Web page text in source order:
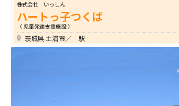
株式会社 いっしん
ハートっ子つくば
（ 児童発達支援施設 ）
茨城県 土浦市／ 駅